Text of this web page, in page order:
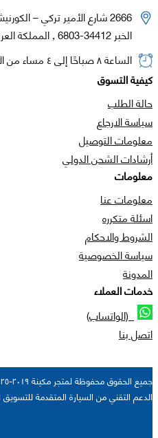
2666 شارع الأمير تركي – الكورنيش , وحدة رقم 102
الخبر 34412-6803 , المملكة العربية السعودية
الساعة ٨ صباحًا إلى ٤ مساء من الأحد إلى الخميس
كيفية التسوق
حالة الطلب
سياسة الارجاع
معلومات التوصيل
أرشادات الشحن الدولي
معلومات
معلومات عنا
اسئلة متكرره
الشروط والاحكام
سياسة الخصوصية
المدونة
خدمات العملاء
(الواتساب)
اتصل بنا
جميع الحقوق محفوظة لمتجر مكينة ٢٠١٩-٢٠٢٥
الدعم التقني من السيارة المتقدمة للتسويق